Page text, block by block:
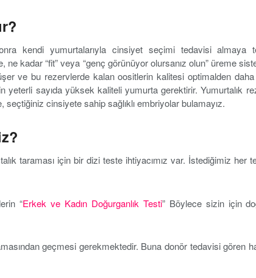
kendi yumurtalarıyla cinsiyet seçimi tedavisi almaya
ne kadar “fit” veya “genç görünüyor olursanız olun” üreme
ve bu rezervlerde kalan oositlerin kalitesi optimalden
yeterli sayıda yüksek kaliteli yumurta gerektirir. Yumurtalık
cinsiyete sahip sağlıklı embriyolar bulamayız.
taraması için bir dizi teste ihtiyacımız var. İstediğimiz
“Erkek ve Kadın Doğurganlık Testi” Böylece sizin için
geçmesi gerekmektedir. Buna donör tedavisi gören